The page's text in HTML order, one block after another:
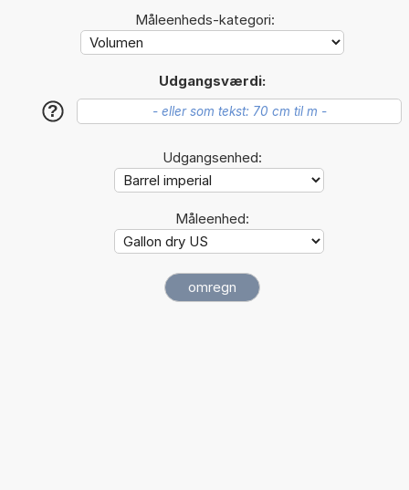
Måleenheds-kategori:
Udgangsværdi:
?
Udgangsenhed:
Måleenhed: